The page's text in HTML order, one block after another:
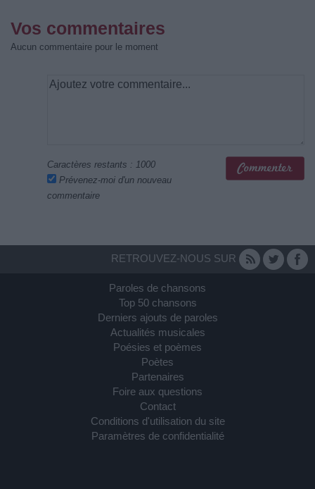
Vos commentaires
Aucun commentaire pour le moment
Caractères restants : 1000
Prévenez-moi d'un nouveau
commentaire
RETROUVEZ-NOUS SUR
Paroles de chansons
Top 50 chansons
Derniers ajouts de paroles
Actualités musicales
Poésies et poèmes
Poètes
Partenaires
Foire aux questions
Contact
Conditions d'utilisation du site
Paramètres de confidentialité